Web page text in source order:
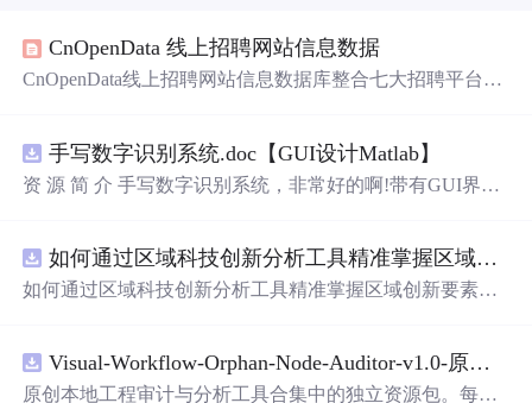
CnOpenData 线上招聘网站信息数据
CnOpenData线上招聘网站信息数据库整合七大招聘平台数
小企业就业研究。数据具多源性、长时序、高频更新与文
本挖掘潜力，广泛应用于劳动经济学、教育政策与企业HR
手写数字识别系统.doc【GUI设计Matlab】
资 源 简 介 手写数字识别系统，非常好的啊!带有GUI界
带有直观的图形用户界面（GUI），非常容易使用。你只
需要将手写数字输入系统，它将立即给出准确的识别结
是一个非常方便和实用的工具，你一定会喜欢它的！
如何通过区域科技创新分析工具精准掌握区域创新要素分布与产业链融合现状？.docx
如何通过区域科技创新分析工具精准掌握区域创新要素分
Visual-Workflow-Orphan-Node-Auditor-v1.0-原创源码与文档.zip
原创本地工程审计与分析工具合集中的独立资源包。每个